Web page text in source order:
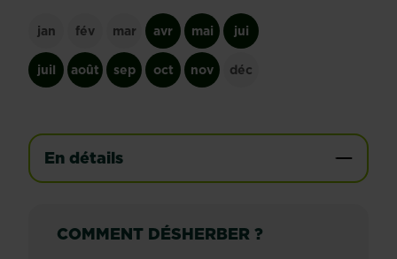
jan fév mar avr mai jui
juil août sep oct nov déc
En détails
COMMENT DÉSHERBER ?